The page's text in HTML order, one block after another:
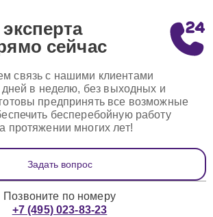
сейчас
связь с нашими клиентами
дней в неделю, без выходных и
предпринять все возможные
бесперебойную работу
протяжении многих лет!
Задать вопрос
Позвоните по номеру
+7 (495) 023-83-23